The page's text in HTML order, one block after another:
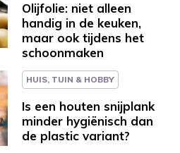
Olijfolie: niet alleen
handig in de keuken,
maar ook tijdens het
schoonmaken
HUIS, TUIN & HOBBY
Is een houten snijplank
minder hygiënisch dan
de plastic variant?